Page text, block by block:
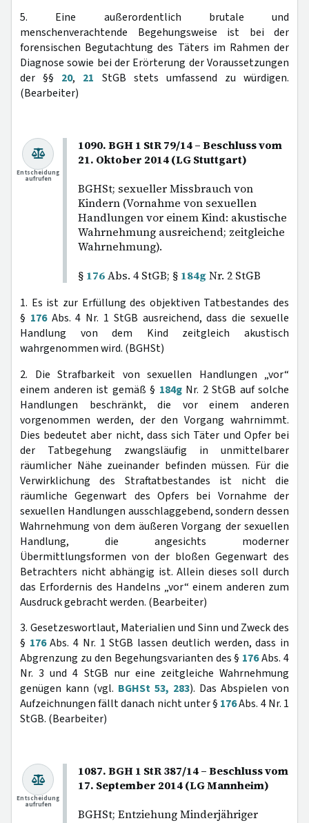
5. Eine außerordentlich brutale und
menschenverachtende Begehungsweise ist bei der
forensischen Begutachtung des Täters im Rahmen der
Diagnose sowie bei der Erörterung der Voraussetzungen
der §§ 20, 21 StGB stets umfassend zu würdigen.
(Bearbeiter)
1090. BGH 1 StR 79/14 – Beschluss vom
21. Oktober 2014 (LG Stuttgart)
BGHSt; sexueller Missbrauch von
Kindern (Vornahme von sexuellen
Handlungen vor einem Kind: akustische
Wahrnehmung ausreichend; zeitgleiche
Wahrnehmung).
§ 176Abs. 4 StGB; § 184gNr. 2 StGB
Entscheidung
aufrufen
1. Es ist zur Erfüllung des objektiven Tatbestandes des
§ 176Abs. 4 Nr. 1 StGB ausreichend, dass die sexuelle
Handlung von dem Kind zeitgleich akustisch
wahrgenommen wird. (BGHSt)
2. Die Strafbarkeit von sexuellen Handlungen „vor“
einem anderen ist gemäß § 184gNr. 2 StGB auf solche
Handlungen beschränkt, die vor einem anderen
vorgenommen werden, der den Vorgang wahrnimmt.
Dies bedeutet aber nicht, dass sich Täter und Opfer bei
der Tatbegehung zwangsläufig in unmittelbarer
räumlicher Nähe zueinander befinden müssen. Für die
Verwirklichung des Straftatbestandes ist nicht die
räumliche Gegenwart des Opfers bei Vornahme der
sexuellen Handlungen ausschlaggebend, sondern dessen
Wahrnehmung von dem äußeren Vorgang der sexuellen
Handlung, die angesichts moderner
Übermittlungsformen von der bloßen Gegenwart des
Betrachters nicht abhängig ist. Allein dieses soll durch
das Erfordernis des Handelns „vor“ einem anderen zum
Ausdruck gebracht werden. (Bearbeiter)
3. Gesetzeswortlaut, Materialien und Sinn und Zweck des
§ 176Abs. 4 Nr. 1 StGB lassen deutlich werden, dass in
Abgrenzung zu den Begehungsvarianten des § 176Abs. 4
Nr. 3 und 4 StGB nur eine zeitgleiche Wahrnehmung
genügen kann (vgl. BGHSt 53, 283). Das Abspielen von
Aufzeichnungen fällt danach nicht unter § 176Abs. 4 Nr. 1
StGB. (Bearbeiter)
1087. BGH 1 StR 387/14 – Beschluss vom
17. September 2014 (LG Mannheim)
BGHSt; Entziehung Minderjähriger
Entscheidung
aufrufen